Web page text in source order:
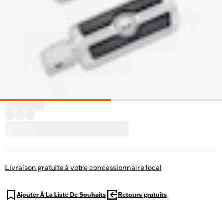
Livraison gratuite à votre concessionnaire local
Ajouter À La Liste De Souhaits Retours gratuits